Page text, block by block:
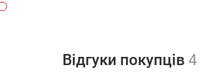
Відгуки покупців 4